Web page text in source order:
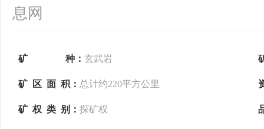
息网
矿 种： 玄武岩
矿 区 面 积： 总计约220平方公里
矿 权 类 别： 探矿权